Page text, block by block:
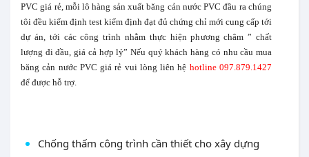
PVC giá rẻ, mỗi lô hàng sản xuất băng cản nước PVC đầu ra chúng
tôi đều kiểm định test kiểm định đạt đủ chứng chỉ mới cung cấp tới
dự án, tới các công trình nhằm thực hiện phương châm ” chất
lượng đi đầu, giá cả hợp lý” Nếu quý khách hàng có nhu cầu mua
băng cản nước PVC giá rẻ vui lòng liên hệ hotline 097.879.1427
để được hỗ trợ.
Chống thấm công trình cần thiết cho xây dựng